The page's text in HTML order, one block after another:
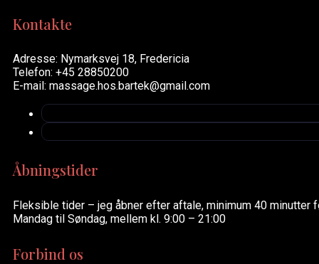
Kontakte
Adresse: Nymarksvej 18, Fredericia
Telefon: +45 28850200
E-mail: massage.hos.bartek@gmail.com
Åbningstider
Fleksible tider – jeg åbner efter aftale, minimum 40 minutter
Mandag til Søndag, mellem kl. 9:00 – 21:00
Forbind os